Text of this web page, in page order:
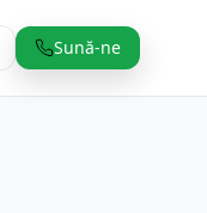
Sună-ne